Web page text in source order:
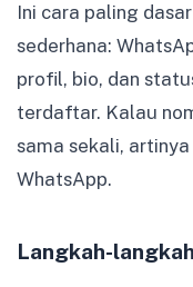
Ini cara paling
sederhana:
profil, bio, dan
terdaftar. Kalau
sama sekali,
WhatsApp.
Langkah-